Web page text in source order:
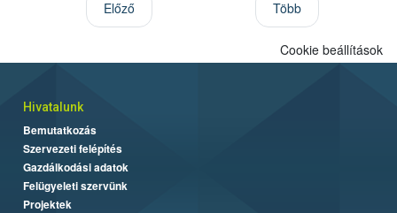
Előző Több
Cookie beállítások
Hivatalunk
Bemutatkozás
Szervezeti felépítés
Gazdálkodási adatok
Felügyeleti szervünk
Projektek